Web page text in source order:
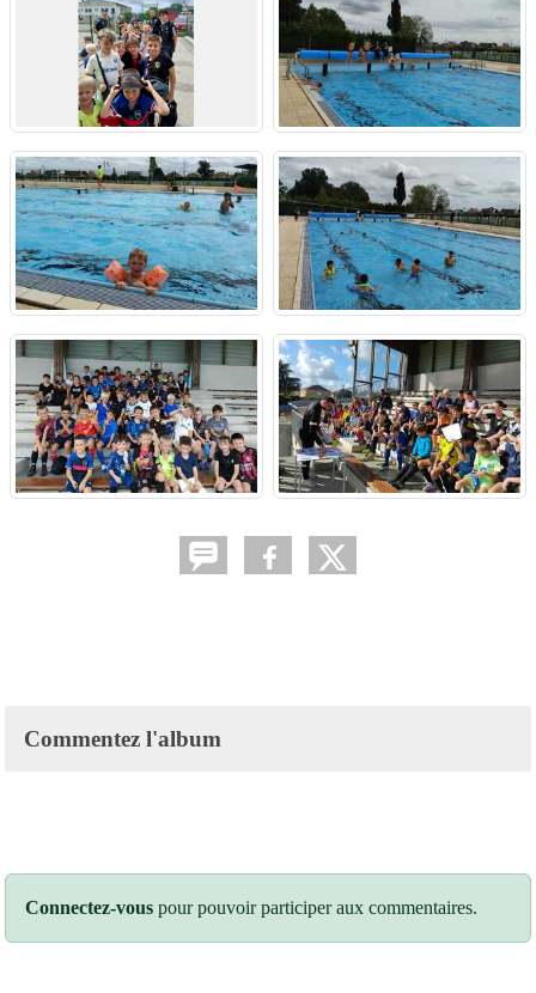
Commentez l'album
Connectez-vous pour pouvoir participer aux commentaires.